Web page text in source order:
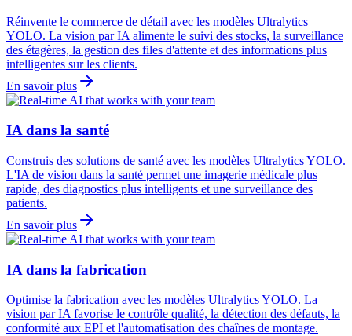
Réinvente le commerce de détail avec les modèles Ultralytics
YOLO. La vision par IA alimente le suivi des stocks, la surveillance
des étagères, la gestion des files d'attente et des informations plus
intelligentes sur les clients.
En savoir plus
IA dans la santé
Construis des solutions de santé avec les modèles Ultralytics YOLO.
L'IA de vision dans la santé permet une imagerie médicale plus
rapide, des diagnostics plus intelligents et une surveillance des
patients.
En savoir plus
IA dans la fabrication
Optimise la fabrication avec les modèles Ultralytics YOLO. La
vision par IA favorise le contrôle qualité, la détection des défauts, la
conformité aux EPI et l'automatisation des chaînes de montage.